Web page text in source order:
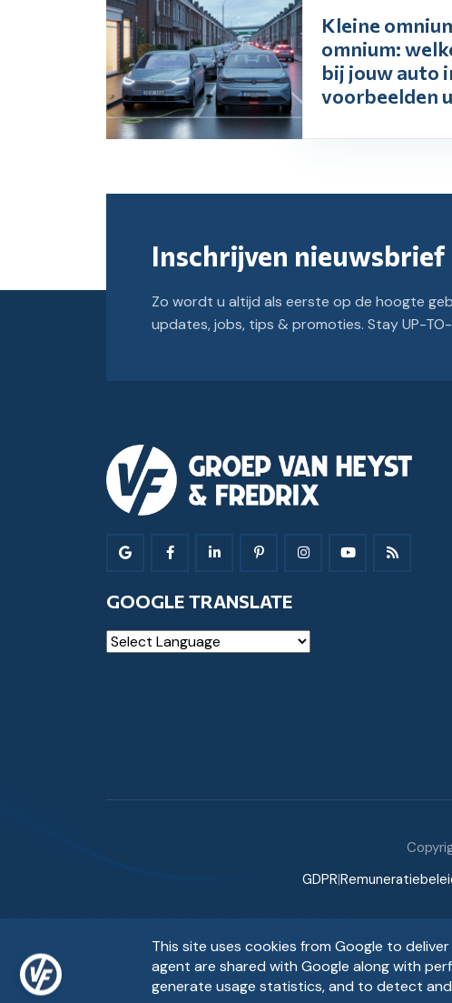
Kleine
omnium:
bij jouw auto
voorbeelden
Inschrijven nieuwsbrief
Zo wordt u altijd als eerste op de hoogte
updates, jobs, tips & promoties. Stay UP-TO-
GOOGLE TRANSLATE
GDPR|
This site uses cookies from Google to
agent are shared with Google along with
generate usage statistics, and to detect